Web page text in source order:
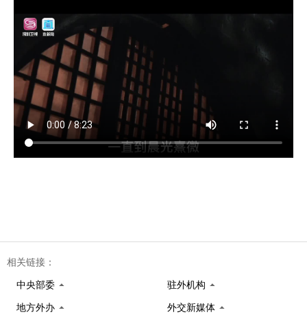
相关链接：
中央部委 驻外机构
地方外办 外交新媒体